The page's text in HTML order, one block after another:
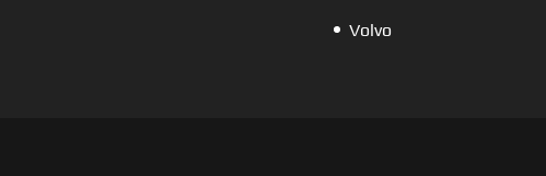
Volvo